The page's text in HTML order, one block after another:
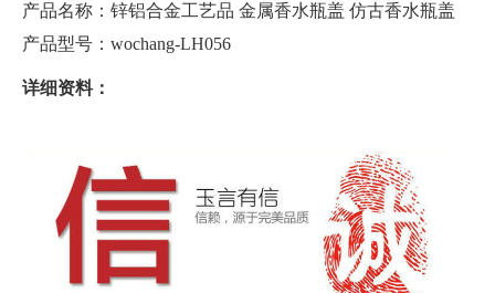
产品名称：锌铝合金工艺品 金属香水瓶盖 仿古香水瓶盖
产品型号：wochang-LH056
详细资料：